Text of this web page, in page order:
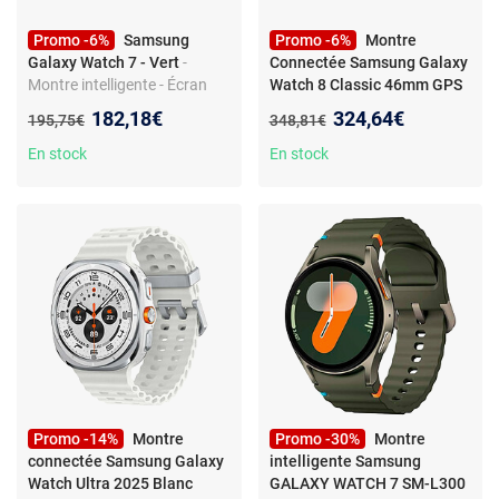
Promo -6%
Samsung
Galaxy Watch 7 - Vert-
Montre intelligente - Écran
Fi
Ancien prix :
195,75€ Nouveau prix :
182,18€
En stock
Promo -6%
Montre
Connectée Samsung Galaxy
Watch 8 Classic 46mm GPS
Ancien prix :
348,81€ Nouveau prix :
324,64€
En stock
Promo -14%
Montre
connectée Samsung Galaxy
Watch Ultra 2025 Blanc
Promo -30%
Montre
intelligente Samsung
GALAXY WATCH 7 SM-L300